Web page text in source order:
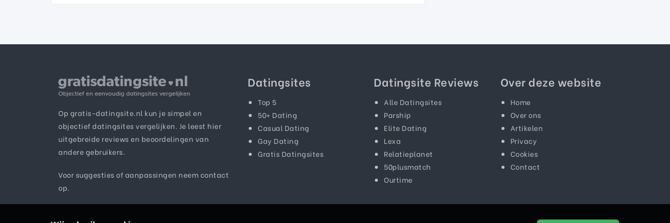
Op gratis-datingsite.nl kun je simpel en
objectief datingsites vergelijken. Je leest hier
uitgebreide reviews en beoordelingen van
andere gebruikers.
Voor suggesties of aanpassingen neemcontact
op.
Datingsites
Top 5
50+ Dating
Casual Dating
Gay Dating
Gratis Datingsites
Datingsite Reviews
Alle Datingsites
Parship
Elite Dating
Lexa
Relatieplanet
50plusmatch
Ourtime
Over deze website
Home
Over ons
Artikelen
Privacy
Cookies
Contact